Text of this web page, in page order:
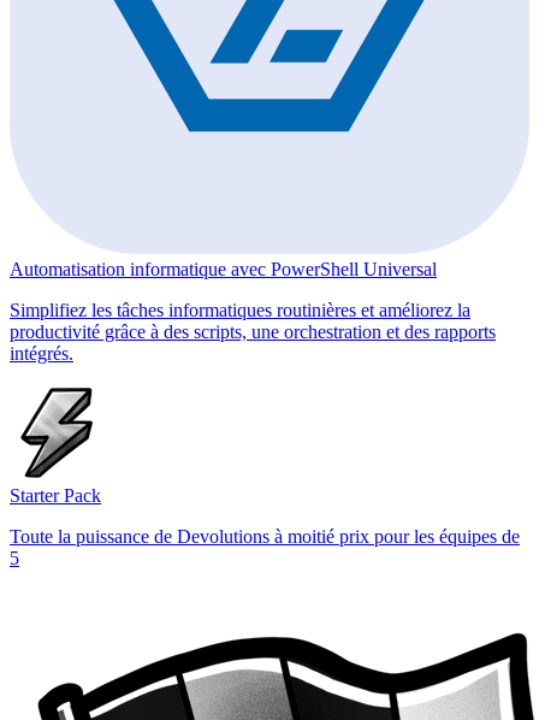
Automatisation informatique avec PowerShell Universal
Simplifiez les tâches informatiques routinières et améliorez la
productivité grâce à des scripts, une orchestration et des rapports
intégrés.
Starter Pack
Toute la puissance de Devolutions à moitié prix pour les équipes de
5